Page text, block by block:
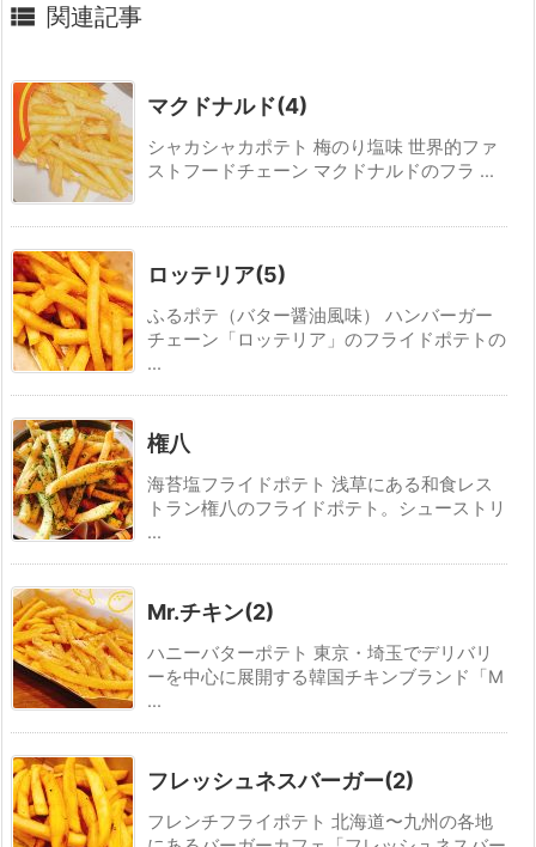
 関連記事
マクドナルド(4)
シャカシャカポテト 梅のり塩味 世界的ファ
ストフードチェーン マクドナルドのフラ ...
ロッテリア(5)
ふるポテ（バター醤油風味） ハンバーガー
チェーン「ロッテリア」のフライドポテトの
...
権八
海苔塩フライドポテト 浅草にある和食レス
トラン権八のフライドポテト。シューストリ
...
Mr.チキン(2)
ハニーバターポテト 東京・埼玉でデリバリ
ーを中心に展開する韓国チキンブランド「M
...
フレッシュネスバーガー(2)
フレンチフライポテト 北海道〜九州の各地